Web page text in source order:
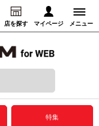
店を探す マイページ メニュー
録音からさがす
特集